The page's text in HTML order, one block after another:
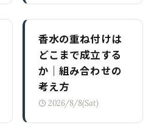
香水の重ね付けは
どこまで成立する
か｜組み合わせの
考え方
2026/8/8(Sat)